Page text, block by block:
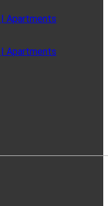
| Apartments
| Apartments